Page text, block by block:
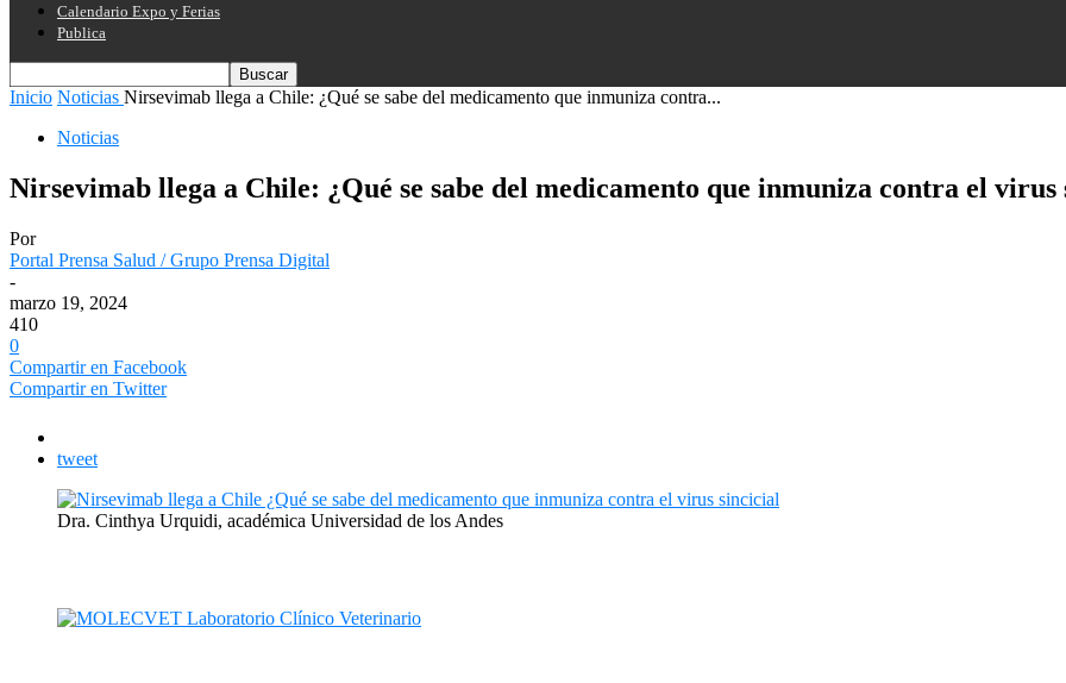
Calendario Expo y Ferias
Publica
Inicio Noticias Nirsevimab llega a Chile: ¿Qué se sabe del medicamento que inmuniza contra...
Noticias
Nirsevimab llega a Chile: ¿Qué se sabe del medicamento que inmuniza contra el virus
Por
Portal Prensa Salud / Grupo Prensa Digital
-
marzo 19, 2024
410
0
Compartir en Facebook
Compartir en Twitter
tweet
Dra. Cinthya Urquidi, académica Universidad de los Andes